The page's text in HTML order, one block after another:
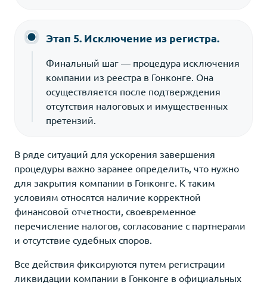
Этап 5. Исключение из регистра.
Финальный шаг — процедура исключения
компании из реестра в Гонконге. Она
осуществляется после подтверждения
отсутствия налоговых и имущественных
претензий.
В ряде ситуаций для ускорения завершения
процедуры важно заранее определить, что нужно
для закрытия компании в Гонконге. К таким
условиям относятся наличие корректной
финансовой отчетности, своевременное
перечисление налогов, согласование с партнерами
и отсутствие судебных споров.
Все действия фиксируются путем регистрации
ликвидации компании в Гонконге в официальных